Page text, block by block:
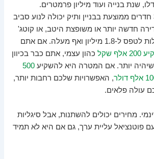
שנת בנייה ועוד מיליון פרמטרים.
נכון להיום, דירת 3-4 חדרים ממוצעת בבניין ותיק יכולה לנוע סביב
ש"ח. דירה חדשה יותר או משופצת היטב, או קוטג'
קטן יותר, יכולים בקלות לטפס ל-1.8 מיליון ואף מעלה. אם אתם
שקל
כהון עצמי, אתם כבר בכיוון
יותר. אם המטרה היא להשקיע500
דולר
, האפשרויות שלכם רחבות יותר,
עולה פלאים.
מחירים יכולים להשתנות, אבל סיגליות
פוטנציאל עליית ערך, גם אם היא לא תמיד